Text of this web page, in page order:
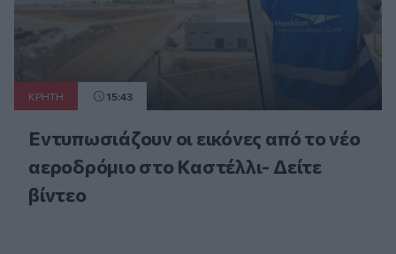
ΚΡΗΤΗ 15:43
Εντυπωσιάζουν οι εικόνες από το νέο
αεροδρόμιο στο Καστέλλι- Δείτε
βίντεο